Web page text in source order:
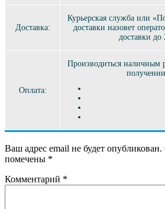
Доставка:
Курьерская служба или
доставки назовет
доставки до
Оплата:
Производиться наличным
Ваш адрес email не будет опубликован.
помечены *
Комментарий *